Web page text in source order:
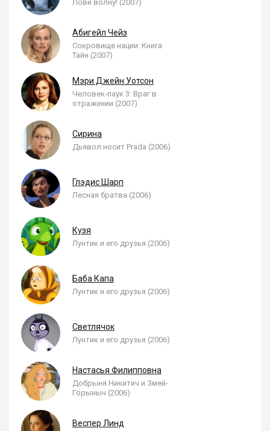
Лови волну! (2007)
Абигейл Чейз
Сокровище нации: Книга
Тайн (2007)
Мэри Джейн Уотсон
Человек-паук 3: Враг в
отражении (2007)
Сирина
Дьявол носит Prada (2006)
Глэдис Шарп
Лесная братва (2006)
Кузя
Лунтик и его друзья (2006)
Баба Капа
Лунтик и его друзья (2006)
Светлячок
Лунтик и его друзья (2006)
Настасья Филипповна
Добрыня Никитич и Змей-
Горыныч (2006)
Веспер Линд